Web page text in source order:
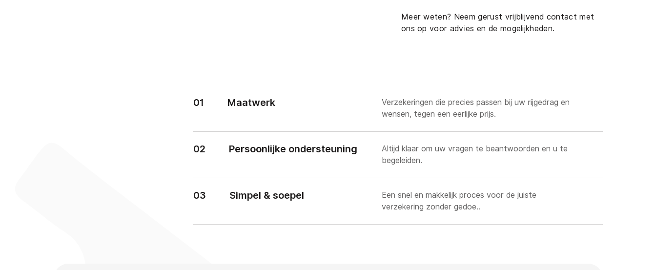
Mercuriusstraat 48
3133 EN Vlaardingen
Ma - Vr:
9.00 - 18.00
Za:
Meer weten? Neem gerust vrijblijvend contact met
ons op voor advies en de mogelijkheden.
01 Maatwerk
Verzekeringen die precies passen bij uw rijgedrag en
wensen, tegen een eerlijke prijs.
02 Persoonlijke ondersteuning
Altijd klaar om uw vragen te beantwoorden en u te
begeleiden.
03 Simpel & soepel
Een snel en makkelijk proces voor de juiste
verzekering zonder gedoe..